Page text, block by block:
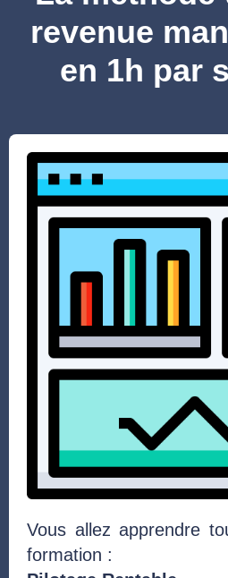
revenue
en 1h par
Vous allez apprendre
formation :